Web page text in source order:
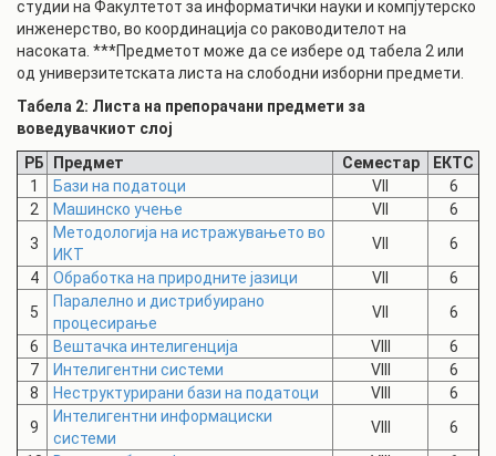
студии на Факултетот за информатички науки и компјутерско
инженерство, во координација со раководителот на
насоката. ***Предметот може да се избере од табела 2 или
од универзитетската листа на слободни изборни предмети.
Табела 2: Листа на препорачани предмети за
воведувачкиот слој
РБ
Предмет Семестар
ЕКТС
1
Бази на податоци VII
6
2
Машинско учење VII
6
3
Методологија на истражувањето во
ИКТ
VII
6
4
Обработка на природните јазици VII
6
5
Паралелно и дистрибуирано
процесирање
VII
6
6
Вештачка интелигенција VIII
6
7
Интелигентни системи VIII
6
8
Неструктурирани бази на податоци VIII
6
9
Интелигентни информациски
системи
VIII
6